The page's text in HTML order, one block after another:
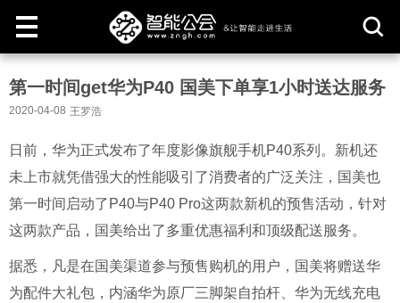
取
第一时间get华为P40 国美下单享1小时送达服务
2020-04-08 王罗浩
日前，华为正式发布了年度影像旗舰手机P40系列。新机还
未上市就凭借强大的性能吸引了消费者的广泛关注，国美也
第一时间启动了P40与P40 Pro这两款新机的预售活动，针对
这两款产品，国美给出了多重优惠福利和顶级配送服务。
据悉，凡是在国美渠道参与预售购机的用户，国美将赠送华
为配件大礼包，内涵华为原厂三脚架自拍杆、华为无线充电